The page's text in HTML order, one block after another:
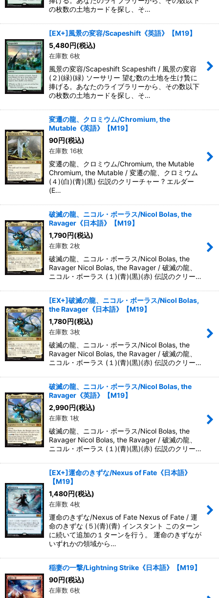
の枚数の土地カードを探し、そ…
[EX+]風景の変容/Scapeshift《英語》【M19】
5,480円(税込)
在庫数 6枚
風景の変容/Scapeshift Scapeshift / 風景の変容
(２)(緑)(緑) ソーサリー 望む数の土地を生け贄に
捧げる。あなたのライブラリーから、その数以下
の枚数の土地カードを探し、そ…
変遷の龍、クロミウム/Chromium, the
Mutable《英語》【M19】
90円(税込)
在庫数 16枚
変遷の龍、クロミウム/Chromium, the Mutable
Chromium, the Mutable / 変遷の龍、クロミウム
(４)(白)(青)(黒) 伝説のクリーチャー ? エルダー
(E…
破滅の龍、ニコル・ボーラス/Nicol Bolas, the
Ravager《日本語》【M19】
1,790円(税込)
在庫数 2枚
破滅の龍、ニコル・ボーラス/Nicol Bolas, the
Ravager Nicol Bolas, the Ravager / 破滅の龍、
ニコル・ボーラス (１)(青)(黒)(赤) 伝説のクリー…
[EX+]破滅の龍、ニコル・ボーラス/Nicol Bolas,
the Ravager《日本語》【M19】
1,780円(税込)
在庫数 3枚
破滅の龍、ニコル・ボーラス/Nicol Bolas, the
Ravager Nicol Bolas, the Ravager / 破滅の龍、
ニコル・ボーラス (１)(青)(黒)(赤) 伝説のクリー…
破滅の龍、ニコル・ボーラス/Nicol Bolas, the
Ravager《英語》【M19】
2,990円(税込)
在庫数 1枚
破滅の龍、ニコル・ボーラス/Nicol Bolas, the
Ravager Nicol Bolas, the Ravager / 破滅の龍、
ニコル・ボーラス (１)(青)(黒)(赤) 伝説のクリー…
[EX+]運命のきずな/Nexus of Fate《日本語》
【M19】
1,480円(税込)
在庫数 4枚
運命のきずな/Nexus of Fate Nexus of Fate / 運
命のきずな (５)(青)(青) インスタント このターン
に続いて追加の１ターンを行う。 運命のきずなが
いずれかの領域から…
稲妻の一撃/Lightning Strike《日本語》【M19】
90円(税込)
在庫数 6枚